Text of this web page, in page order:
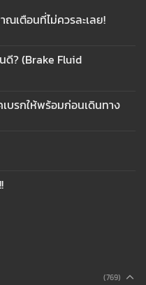
เตือนที่ไม่ควรละเลย!
ดี? (Brake Fluid
บรกให้พร้อมก่อนเดินทาง
(769)